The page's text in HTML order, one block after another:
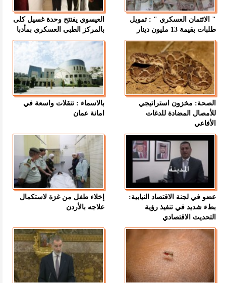
" الائتمان العسكري " : تمويل
طلبات بقيمة 13 مليون دينار
العيسوي يفتتح وحدة غسيل كلى
بالمركز الطبي العسكري بمأدبا
الصحة: مخزون استراتيجي
للأمصال المضادة للدغات
الأفاعي
بالاسماء : تنقلات واسعة في
امانة عمان
عضو في لجنة الاقتصاد النيابية:
بطء شديد في تنفيذ رؤية
التحديث الاقتصادي
إخلاء طفل من غزة لاستكمال
علاجه بالأردن